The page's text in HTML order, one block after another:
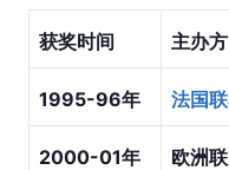
获奖时间 主办方
1995-96年 法国
2000-01年 欧洲